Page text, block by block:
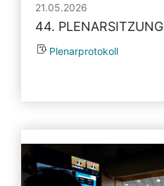
21.05.2026
44. PLENARSITZUNG
Plenarprotokoll